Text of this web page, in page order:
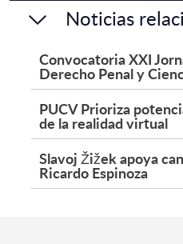
Noticias
Convocatoria XXI
Derecho Penal y
PUCV Prioriza
de la realidad virtual
Slavoj Žižek apoya
Ricardo Espinoza